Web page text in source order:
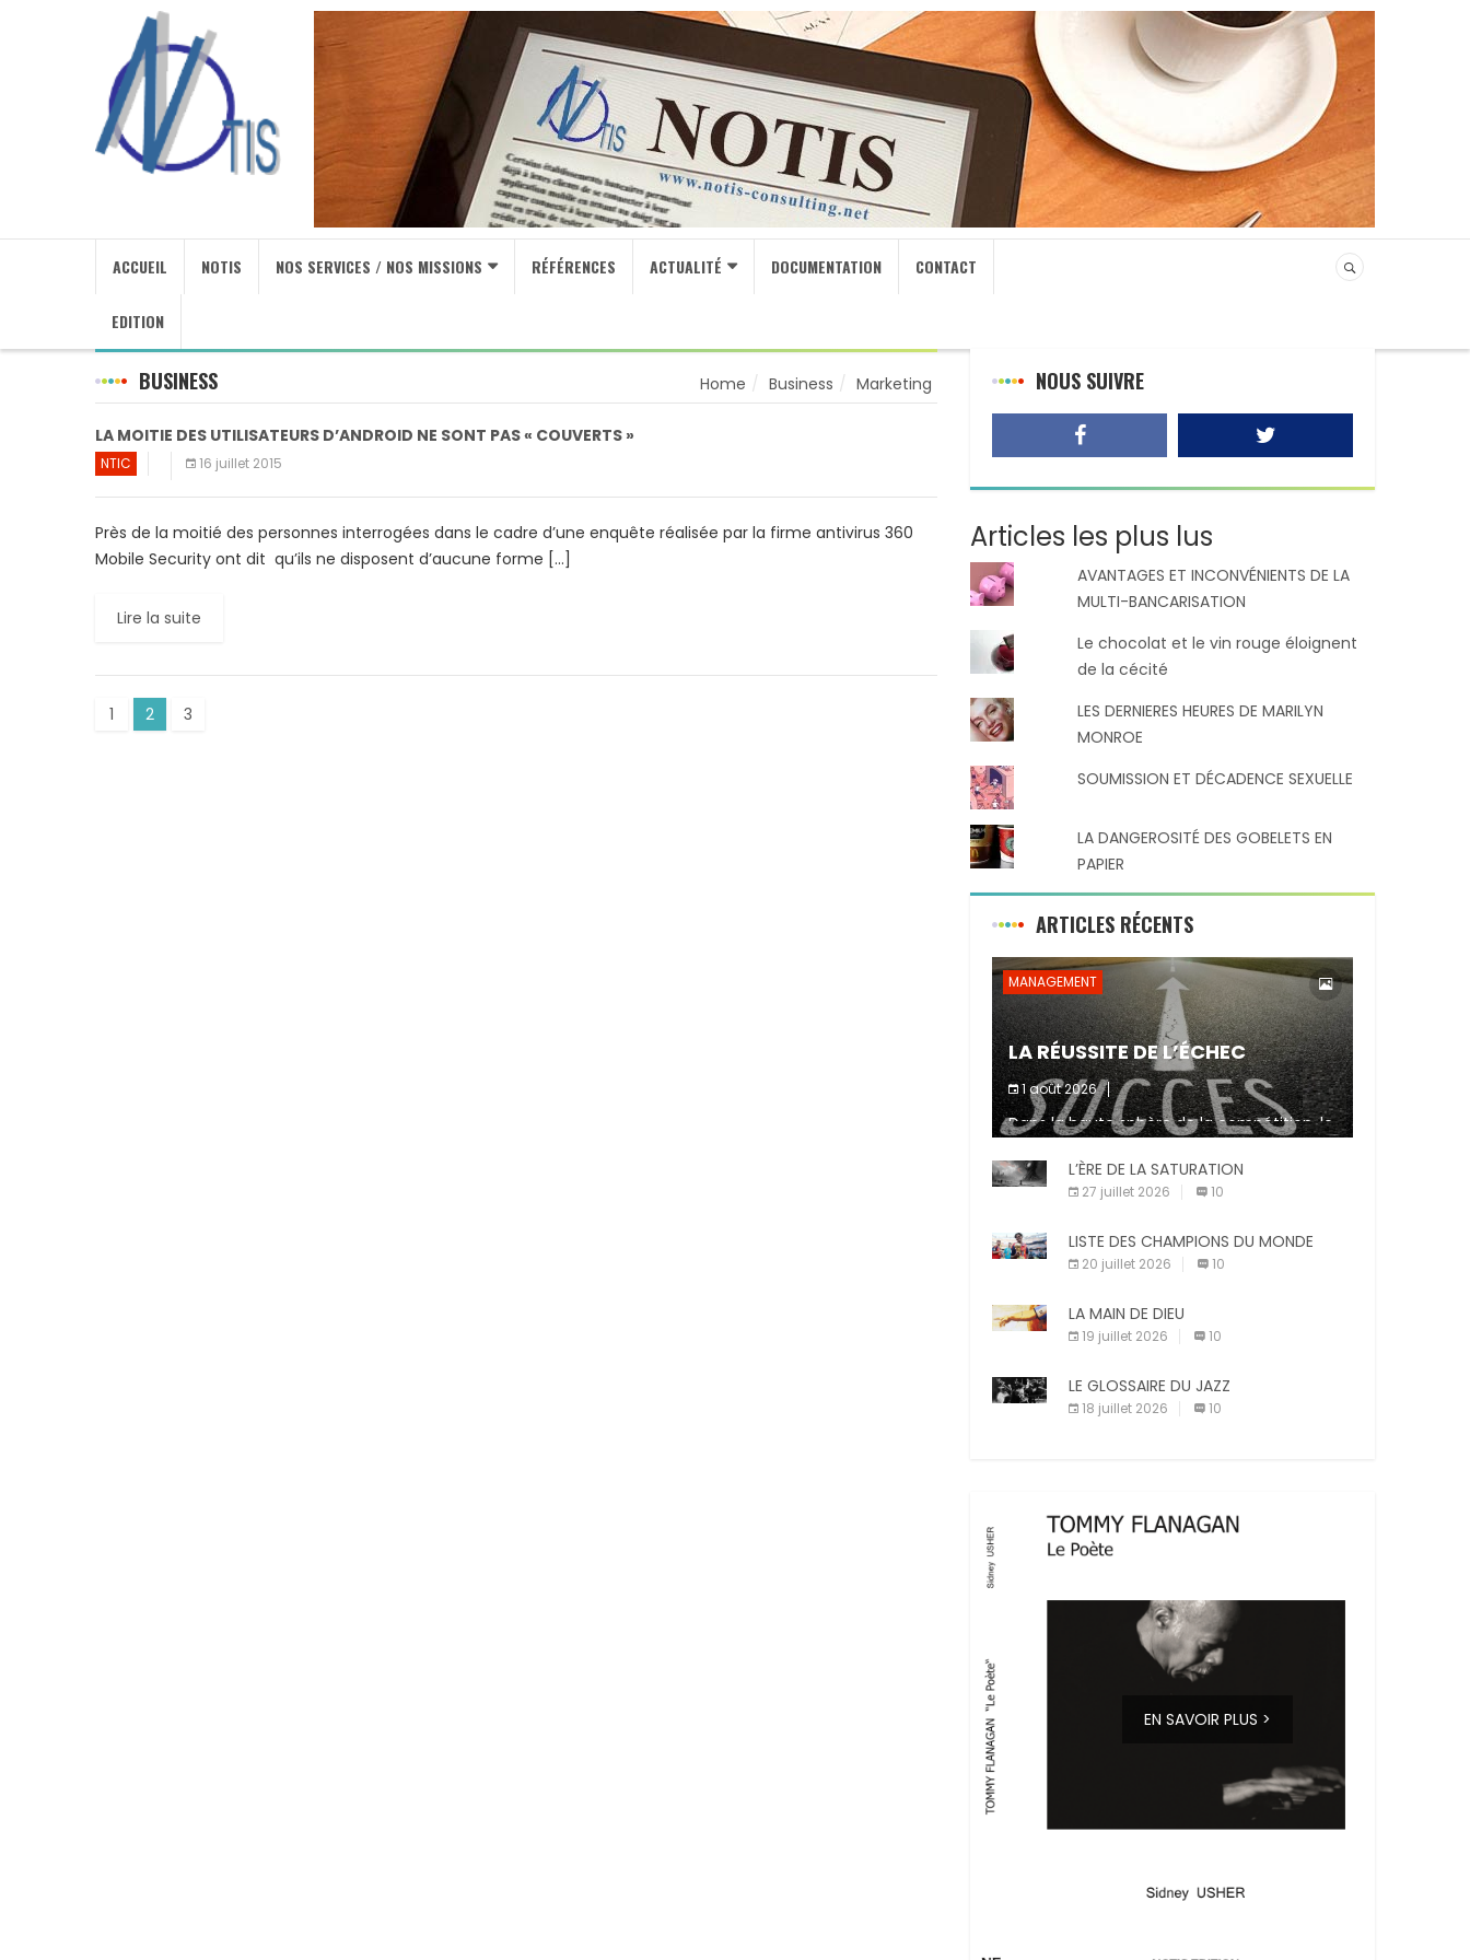
ACCUEIL NOTIS NOS SERVICES / NOS MISSIONS RÉFÉRENCES ACTUALITÉ DOCUMENTATION CONTACT
EDITION
BUSINESS Home Business Marketing
LA MOITIE DES UTILISATEURS D’ANDROID NE SONT PAS « COUVERTS »
NTIC 16 juillet 2015
Près de la moitié des personnes interrogées dans le cadre d’une enquête réalisée par la firme antivirus 360
Mobile Security ont dit qu’ils ne disposent d’aucune forme […]
Lire la suite
1 2 3
NOUS SUIVRE
Articles les plus lus
AVANTAGES ET INCONVÉNIENTS DE LA
MULTI-BANCARISATION
Le chocolat et le vin rouge éloignent
de la cécité
LES DERNIERES HEURES DE MARILYN
MONROE
SOUMISSION ET DÉCADENCE SEXUELLE
LA DANGEROSITÉ DES GOBELETS EN
PAPIER
ARTICLES RÉCENTS
MANAGEMENT
LA RÉUSSITE DE L’ÉCHEC
1 août 2026
Dans la haute sphère de la compétition, le
fait de ne pas atteindre un objectif est un
signe d’incompétence et une source de
sanctions diverses (avertissement, […]
L’ÈRE DE LA SATURATION
27 juillet 2026 10
LISTE DES CHAMPIONS DU MONDE
20 juillet 2026 10
LA MAIN DE DIEU
19 juillet 2026 10
LE GLOSSAIRE DU JAZZ
18 juillet 2026 10
EN SAVOIR PLUS >